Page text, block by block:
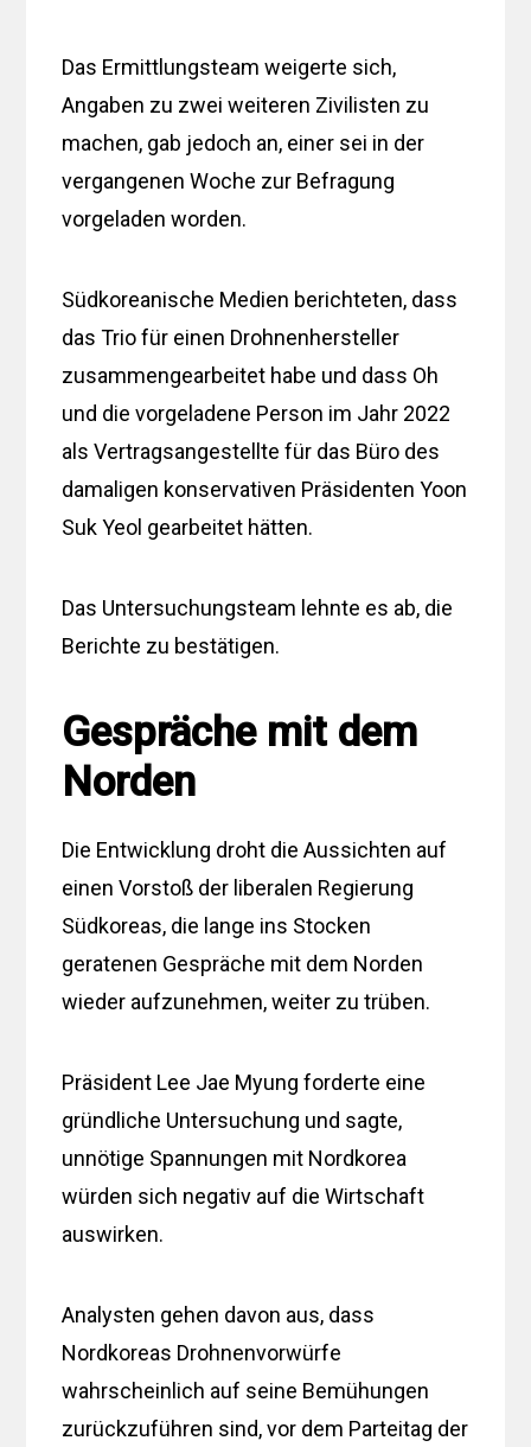
Das Ermittlungsteam weigerte sich,
Angaben zu zwei weiteren Zivilisten zu
machen, gab jedoch an, einer sei in der
vergangenen Woche zur Befragung
vorgeladen worden.
Südkoreanische Medien berichteten, dass
das Trio für einen Drohnenhersteller
zusammengearbeitet habe und dass Oh
und die vorgeladene Person im Jahr 2022
als Vertragsangestellte für das Büro des
damaligen konservativen Präsidenten Yoon
Suk Yeol gearbeitet hätten.
Das Untersuchungsteam lehnte es ab, die
Berichte zu bestätigen.
Gespräche mit dem
Norden
Die Entwicklung droht die Aussichten auf
einen Vorstoß der liberalen Regierung
Südkoreas, die lange ins Stocken
geratenen Gespräche mit dem Norden
wieder aufzunehmen, weiter zu trüben.
Präsident Lee Jae Myung forderte eine
gründliche Untersuchung und sagte,
unnötige Spannungen mit Nordkorea
würden sich negativ auf die Wirtschaft
auswirken.
Analysten gehen davon aus, dass
Nordkoreas Drohnenvorwürfe
wahrscheinlich auf seine Bemühungen
zurückzuführen sind, vor dem Parteitag der